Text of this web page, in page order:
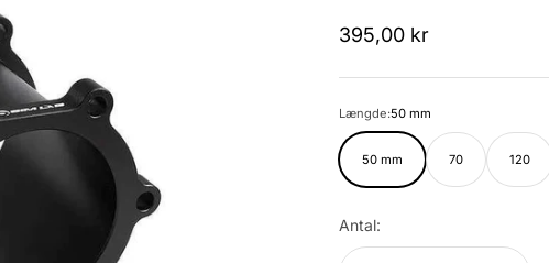
Salgspris
395,00 kr
Længde:50 mm
50 mm 70 120
Antal: